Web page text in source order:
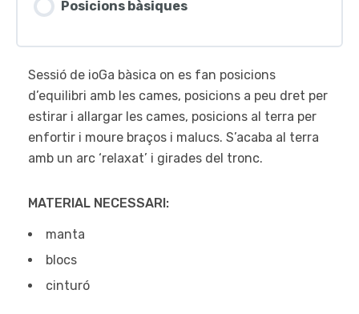
Posicions bàsiques
Sessió de ioGa bàsica on es fan posicions
d’equilibri amb les cames, posicions a peu dret per
estirar i allargar les cames, posicions al terra per
enfortir i moure braços i malucs. S’acaba al terra
amb un arc ‘relaxat’ i girades del tronc.
MATERIAL NECESSARI:
manta
blocs
cinturó